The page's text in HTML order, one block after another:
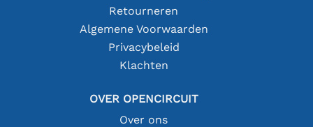
Retourneren
Algemene Voorwaarden
Privacybeleid
Klachten
OVER OPENCIRCUIT
Over ons